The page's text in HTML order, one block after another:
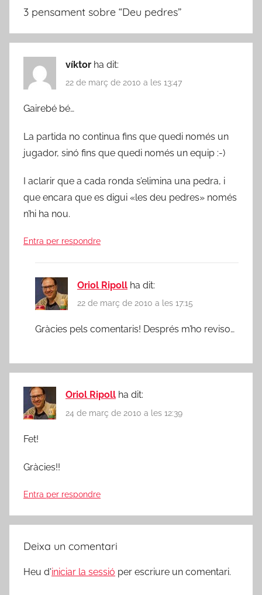
3 pensament sobre “Deu pedres”
víktor ha dit:
22 de març de 2010 a les 13:47
Gairebé bé…
La partida no continua fins que quedi només un
jugador, sinó fins que quedi només un equip :-)
I aclarir que a cada ronda s’elimina una pedra, i
que encara que es digui «les deu pedres» només
n’hi ha nou.
Entra per respondre
Oriol Ripoll ha dit:
22 de març de 2010 a les 17:15
Gràcies pels comentaris! Després m’ho reviso…
Oriol Ripoll ha dit:
24 de març de 2010 a les 12:39
Fet!
Gràcies!!
Entra per respondre
Deixa un comentari
Heu d'iniciar la sessió per escriure un comentari.